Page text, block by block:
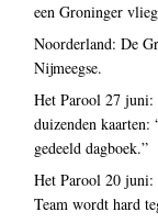
een Groninger
Noorderland: De
Nijmeegse.
Het Parool 27 juni:
duizenden kaarten:
gedeeld dagboek.”
Het Parool 20
Team wordt hard